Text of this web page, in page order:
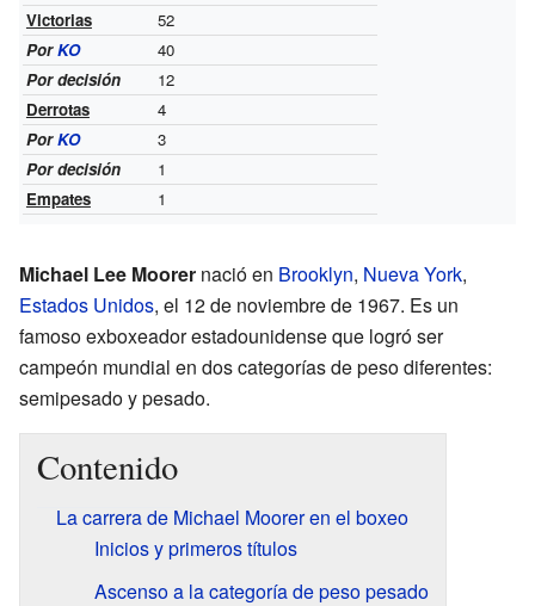
Victorias
52
PorKO
40
Por decisión
12
Derrotas
4
PorKO
3
Por decisión
1
Empates
1
Michael Lee Moorer nació en Brooklyn, Nueva York,
Estados Unidos, el 12 de noviembre de 1967. Es un
famoso exboxeador estadounidense que logró ser
campeón mundial en dos categorías de peso diferentes:
semipesado y pesado.
Contenido
La carrera de Michael Moorer en el boxeo
Inicios y primeros títulos
Ascenso a la categoría de peso pesado